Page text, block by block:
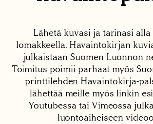
Lähetä kuvasi ja tarinasi
lomakkeella. Havaintokirjan
julkaistaan Suomen Luonnon
Toimitus poimii parhaat myös
printtilehden Havaintokirja-
lähettää meille myös linkin
Youtubessa tai Vimeossa
luontoaiheiseen